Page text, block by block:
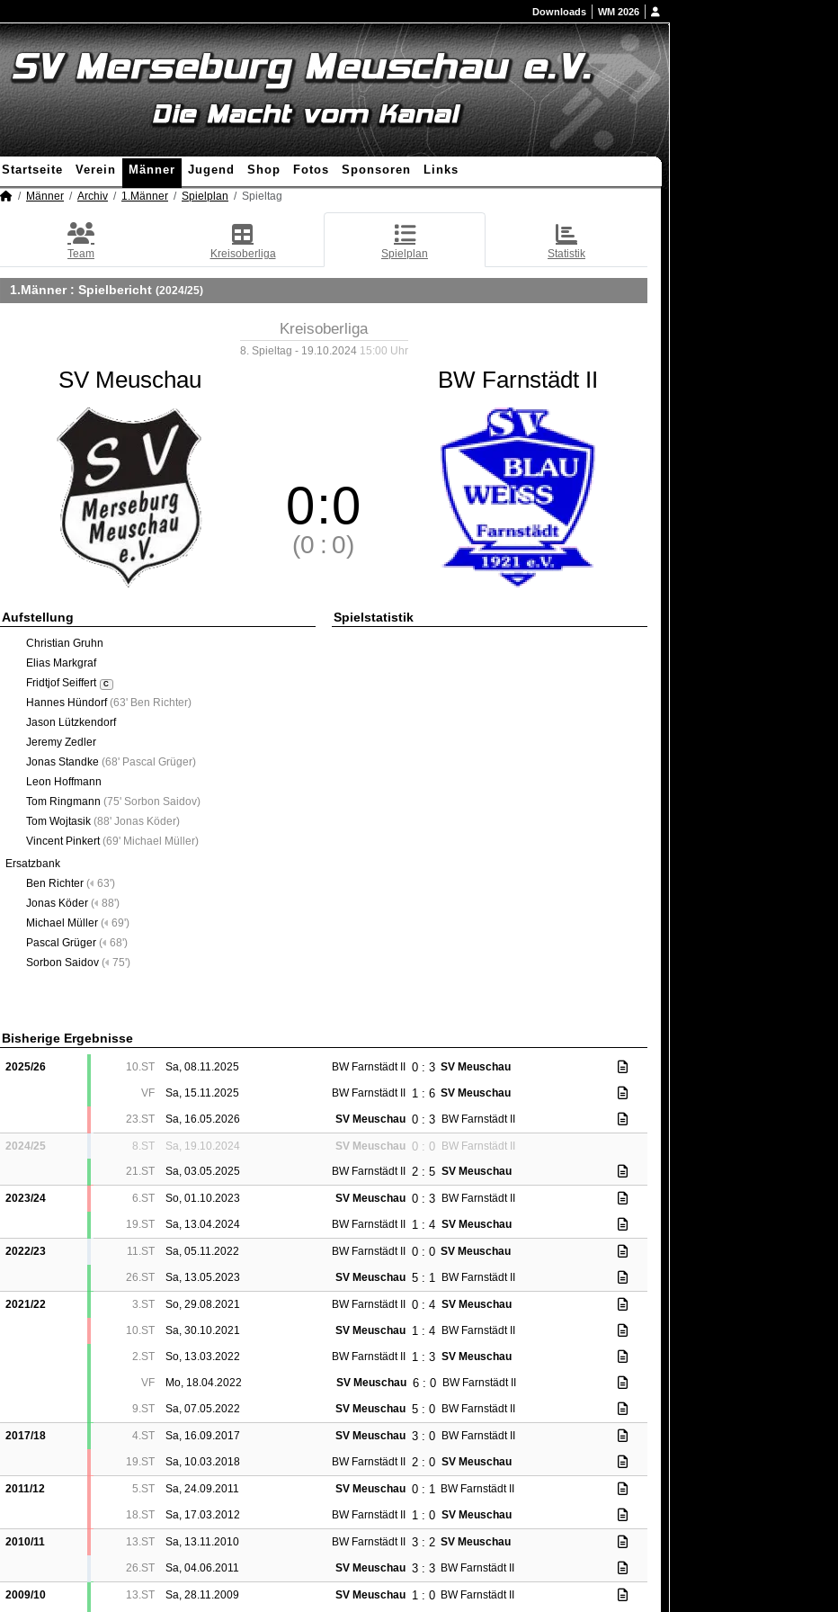
Downloads WM 2026
Startseite Verein Männer Jugend Shop Fotos Sponsoren Links
Männer Archiv 1.Männer Spielplan Spieltag
Team Kreisoberliga Spielplan Statistik
1.Männer : Spielbericht (2024/25)
Kreisoberliga
8. Spieltag - 19.10.2024 15:00 Uhr
SV Meuschau BW Farnstädt II
0:0
(0 : 0)
Aufstellung
Christian Gruhn
Elias Markgraf
Fridtjof Seiffert
C
Hannes Hündorf (63' Ben Richter)
Jason Lützkendorf
Jeremy Zedler
Jonas Standke (68' Pascal Grüger)
Leon Hoffmann
Tom Ringmann (75' Sorbon Saidov)
Tom Wojtasik (88' Jonas Köder)
Vincent Pinkert (69' Michael Müller)
Ersatzbank
Ben Richter ( 63')
Jonas Köder ( 88')
Michael Müller ( 69')
Pascal Grüger ( 68')
Sorbon Saidov ( 75')
Spielstatistik
Bisherige Ergebnisse
2025/26 10.ST Sa, 08.11.2025 BW Farnstädt II 0 : 3 SV Meuschau
VF Sa, 15.11.2025 BW Farnstädt II 1 : 6 SV Meuschau
23.ST Sa, 16.05.2026 SV Meuschau 0 : 3 BW Farnstädt II
2024/25 8.ST Sa, 19.10.2024 SV Meuschau 0 : 0
BW Farnstädt II
21.ST
Sa, 03.05.2025 BW Farnstädt II 2 : 5 SV Meuschau
2023/24 6.ST So, 01.10.2023 SV Meuschau 0 : 3 BW Farnstädt II
19.ST Sa, 13.04.2024 BW Farnstädt II 1 : 4 SV Meuschau
2022/23 11.ST Sa, 05.11.2022 BW Farnstädt II 0 : 0 SV Meuschau
26.ST Sa, 13.05.2023 SV Meuschau 5 : 1 BW Farnstädt II
2021/22 3.ST So, 29.08.2021 BW Farnstädt II 0 : 4 SV Meuschau
10.ST Sa, 30.10.2021 SV Meuschau 1 : 4 BW Farnstädt II
2.ST So, 13.03.2022 BW Farnstädt II 1 : 3 SV Meuschau
VF Mo, 18.04.2022 SV Meuschau 6 : 0 BW Farnstädt II
9.ST Sa, 07.05.2022 SV Meuschau 5 : 0 BW Farnstädt II
2017/18 4.ST Sa, 16.09.2017 SV Meuschau 3 : 0 BW Farnstädt II
19.ST Sa, 10.03.2018 BW Farnstädt II 2 : 0 SV Meuschau
2011/12 5.ST Sa, 24.09.2011 SV Meuschau 0 : 1 BW Farnstädt II
18.ST Sa, 17.03.2012 BW Farnstädt II 1 : 0 SV Meuschau
2010/11 13.ST Sa, 13.11.2010 BW Farnstädt II 3 : 2 SV Meuschau
26.ST Sa, 04.06.2011 SV Meuschau 3 : 3 BW Farnstädt II
2009/10 13.ST Sa, 28.11.2009 SV Meuschau 1 : 0 BW Farnstädt II